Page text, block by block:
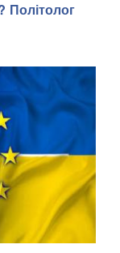
Політолог